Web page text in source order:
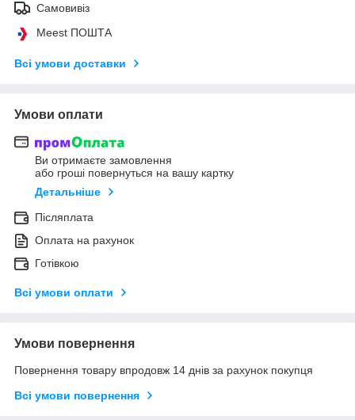
Самовивіз
Meest ПОШТА
Всі умови доставки
Умови оплати
Ви отримаєте замовлення
або гроші повернуться на вашу картку
Детальніше
Післяплата
Оплата на рахунок
Готівкою
Всі умови оплати
Умови повернення
Повернення товару впродовж 14 днів за рахунок покупця
Всі умови повернення